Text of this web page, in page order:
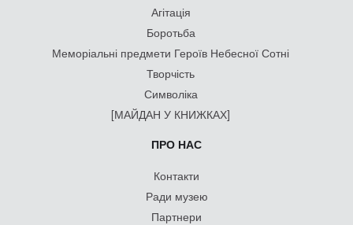
Агітація
Боротьба
Меморіальні предмети Героїв Небесної Сотні
Творчість
Символіка
[МАЙДАН У КНИЖКАХ]
ПРО НАС
Контакти
Ради музею
Партнери